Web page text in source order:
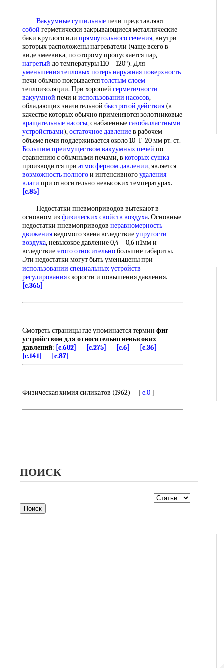
Вакуумные сушильныепечи представляют
собой герметически закрывающиеся металлические
баки круглого или прямоугольного сечения, внутри
которых расположены нагреватели (чаще всего в
виде змеевика, по оторому пропускается пар,
нагретый до температуры 110—120°). Для
уменьшения тепловых потерьнаружная поверхность
печи обычно покрываетсятолстым слоем
теплоизоляции. При хорошей герметичности
вакуумной печи и использовании насосов,
обладающих значительной быстротой действия (в
качестве которых обычно применяются золотниковые
вращательные насосы, снабженныегазобалластными
устройствами),остаточное давлениев рабочем
объеме печи поддерживается около 10-Т-20 мм рт. ст.
Большим преимуществомвакуумных печей по
сравнению с обычными печами, в которых сушка
производится при атмосферном давлении, является
возможность полногои интенсивногоудаления
влаги при относительно невысоких температурах.
[c.85]
Недостатки пневмоприводов вытекают в
основном из физических свойств воздуха. Основные
недостатки пневмоприводов неравномерность
движенияведомого звена вследствиеупругости
воздуха, невысокое давление 0,4—0,6 н1мм и
вследствиеэтого относительнобольшие габариты.
Эти недостатки могут быть уменьшены при
использовании специальныхустройств
регулированияскорости и повышения давления.
[c.365]
Смотреть страницы где упоминается термин фиг
устройством для относительно невысоких
давлений: [c.602] [c.275] [c.6]
[c.36]
[c.141]
[c.87]
Физическая химия силикатов (1962) -- [ c.0]
ПОИСК